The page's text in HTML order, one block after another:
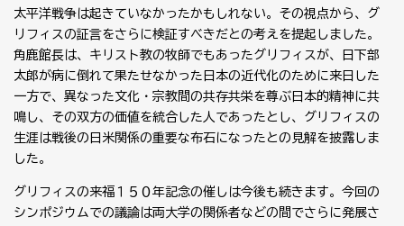
太平洋戦争は起きていなかったかもしれない。その視点から、グ
リフィスの証言をさらに検証すべきだとの考えを提起しました。
角鹿館長は、キリスト教の牧師でもあったグリフィスが、日下部
太郎が病に倒れて果たせなかった日本の近代化のために来日した
一方で、異なった文化・宗教間の共存共栄を尊ぶ日本的精神に共
鳴し、その双方の価値を統合した人であったとし、グリフィスの
生涯は戦後の日米関係の重要な布石になったとの見解を披露しま
した。
グリフィスの来福１５０年記念の催しは今後も続きます。今回の
シンポジウムでの議論は両大学の関係者などの間でさらに発展さ